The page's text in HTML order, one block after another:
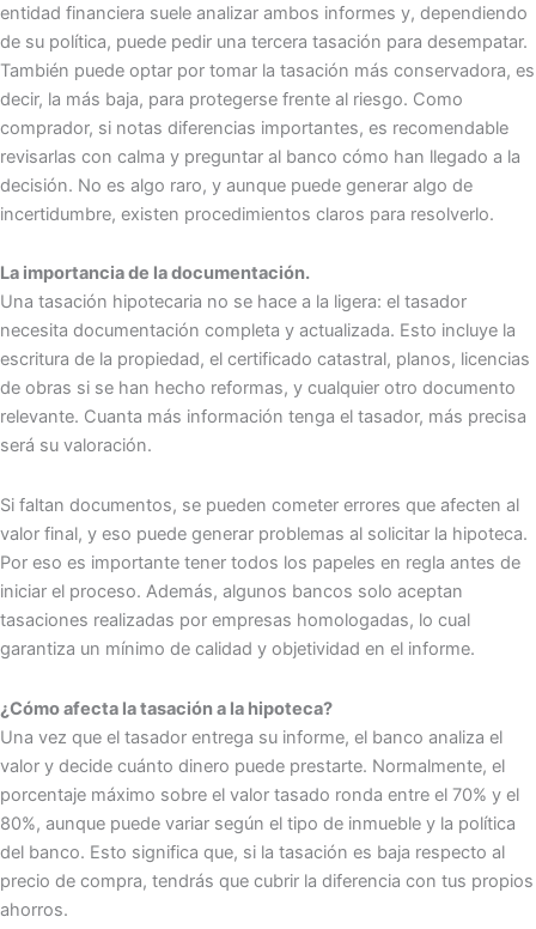
entidad financiera suele analizar ambos informes y, dependiendo
de su política, puede pedir una tercera tasación para desempatar.
También puede optar por tomar la tasación más conservadora, es
decir, la más baja, para protegerse frente al riesgo. Como
comprador, si notas diferencias importantes, es recomendable
revisarlas con calma y preguntar al banco cómo han llegado a la
decisión. No es algo raro, y aunque puede generar algo de
incertidumbre, existen procedimientos claros para resolverlo.
La importancia de la documentación.
Una tasación hipotecaria no se hace a la ligera: el tasador
necesita documentación completa y actualizada. Esto incluye la
escritura de la propiedad, el certificado catastral, planos, licencias
de obras si se han hecho reformas, y cualquier otro documento
relevante. Cuanta más información tenga el tasador, más precisa
será su valoración.
Si faltan documentos, se pueden cometer errores que afecten al
valor final, y eso puede generar problemas al solicitar la hipoteca.
Por eso es importante tener todos los papeles en regla antes de
iniciar el proceso. Además, algunos bancos solo aceptan
tasaciones realizadas por empresas homologadas, lo cual
garantiza un mínimo de calidad y objetividad en el informe.
¿Cómo afecta la tasación a la hipoteca?
Una vez que el tasador entrega su informe, el banco analiza el
valor y decide cuánto dinero puede prestarte. Normalmente, el
porcentaje máximo sobre el valor tasado ronda entre el 70% y el
80%, aunque puede variar según el tipo de inmueble y la política
del banco. Esto significa que, si la tasación es baja respecto al
precio de compra, tendrás que cubrir la diferencia con tus propios
ahorros.